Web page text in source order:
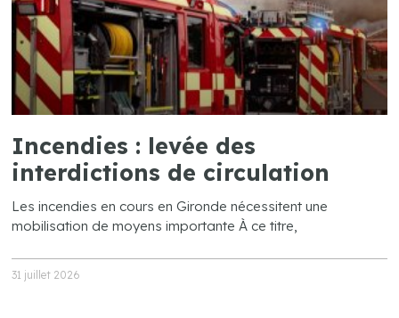
Incendies : levée des
interdictions de circulation
Les incendies en cours en Gironde nécessitent une
mobilisation de moyens importante À ce titre,
31 juillet 2026